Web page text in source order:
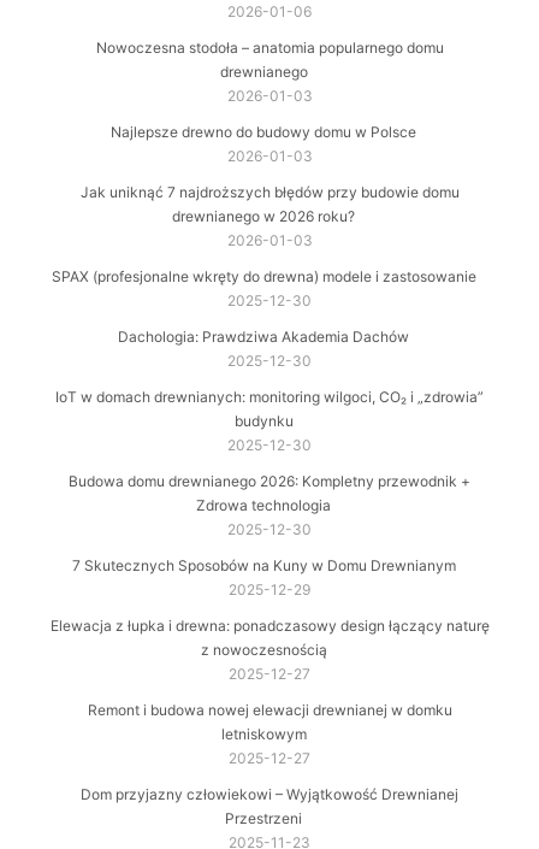
2026-01-06
Nowoczesna stodoła – anatomia popularnego domu
drewnianego
2026-01-03
Najlepsze drewno do budowy domu w Polsce
2026-01-03
Jak uniknąć 7 najdroższych błędów przy budowie domu
drewnianego w 2026 roku?
2026-01-03
SPAX (profesjonalne wkręty do drewna) modele i zastosowanie
2025-12-30
Dachologia: Prawdziwa Akademia Dachów
2025-12-30
IoT w domach drewnianych: monitoring wilgoci, CO₂ i „zdrowia”
budynku
2025-12-30
Budowa domu drewnianego 2026: Kompletny przewodnik +
Zdrowa technologia
2025-12-30
7 Skutecznych Sposobów na Kuny w Domu Drewnianym
2025-12-29
Elewacja z łupka i drewna: ponadczasowy design łączący naturę
z nowoczesnością
2025-12-27
Remont i budowa nowej elewacji drewnianej w domku
letniskowym
2025-12-27
Dom przyjazny człowiekowi – Wyjątkowość Drewnianej
Przestrzeni
2025-11-23